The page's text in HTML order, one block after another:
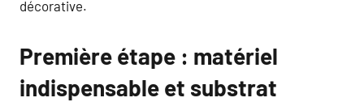
décorative.
Première étape : matériel
indispensable et substrat